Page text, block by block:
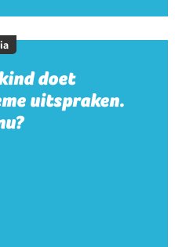
doet
uitspraken.